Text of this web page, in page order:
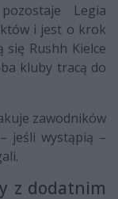
Legia
i jest o krok
się Rushh Kielce
kluby tracą do
zawodników
jeśli wystąpią –
z dodatnim